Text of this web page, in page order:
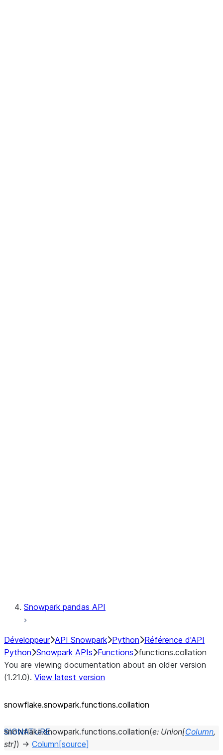
Snowpark pandas API
Développeur API Snowpark Python Référence d'API
Python Snowpark APIs Functions functions.collation
You are viewing documentation about an older version
(1.21.0). View latest version
snowflake.snowpark.functions.collation
snowflake.snowpark.functions.collation(e: Union[Column,
str]) → Column [source]